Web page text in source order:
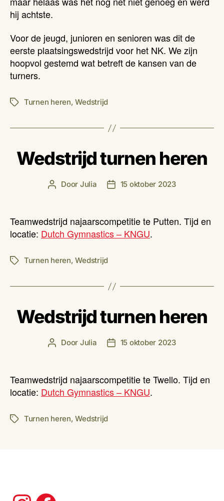
hij achtste.
Voor de jeugd, junioren en senioren was dit de
eerste plaatsingswedstrijd voor het NK. We zijn
hoopvol gestemd wat betreft de kansen van de
turners.
TagsTurnen heren,Wedstrijd
Wedstrijd turnen heren
Berichtauteur
Door Julia Berichtdatum
15 oktober 2023
Teamwedstrijd najaarscompetitie te Putten. Tijd en
locatie: Dutch Gymnastics – KNGU.
TagsTurnen heren,Wedstrijd
Wedstrijd turnen heren
Berichtauteur
Door Julia Berichtdatum
15 oktober 2023
Teamwedstrijd najaarscompetitie te Twello. Tijd en
locatie: Dutch Gymnastics – KNGU.
TagsTurnen heren,Wedstrijd